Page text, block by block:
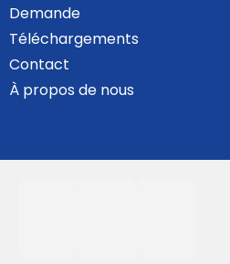
Demande
Téléchargements
Contact
À propos de nous